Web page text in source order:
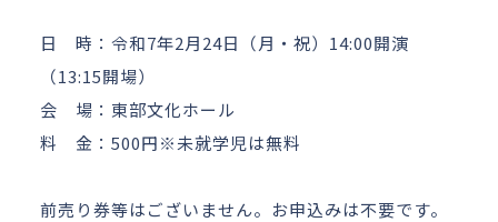
日 時：令和7年2月24日（月・祝）14:00開演
（13:15開場）
会 場：東部文化ホール
料 金：500円※未就学児は無料
前売り券等はございません。お申込みは不要です。